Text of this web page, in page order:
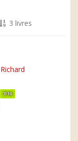
3 livres
Richard
7/10